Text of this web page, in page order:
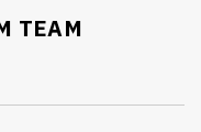
TEAM